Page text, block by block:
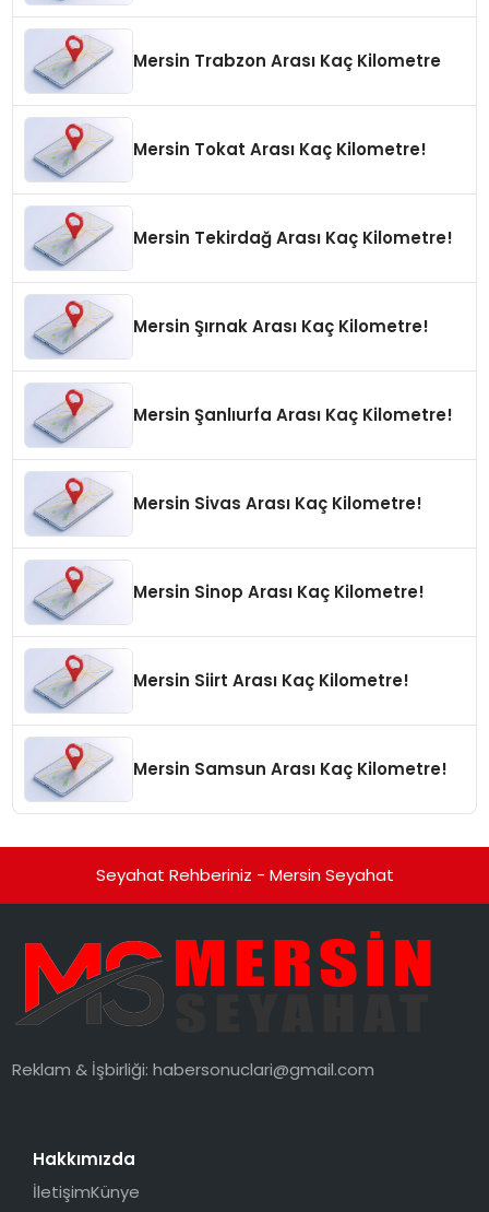
Mersin Trabzon Arası Kaç Kilometre
Mersin Tokat Arası Kaç Kilometre!
Mersin Tekirdağ Arası Kaç Kilometre!
Mersin Şırnak Arası Kaç Kilometre!
Mersin Şanlıurfa Arası Kaç Kilometre!
Mersin Sivas Arası Kaç Kilometre!
Mersin Sinop Arası Kaç Kilometre!
Mersin Siirt Arası Kaç Kilometre!
Mersin Samsun Arası Kaç Kilometre!
Seyahat Rehberiniz - Mersin Seyahat
Reklam & İşbirliği:habersonuclari@gmail.com
Hakkımızda
İletişimKünye